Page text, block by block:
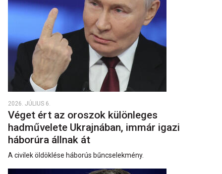
2026. JÚLIUS 6.
Véget ért az oroszok különleges
hadművelete Ukrajnában, immár igazi
háborúra állnak át
A civilek öldöklése háborús bűncselekmény.